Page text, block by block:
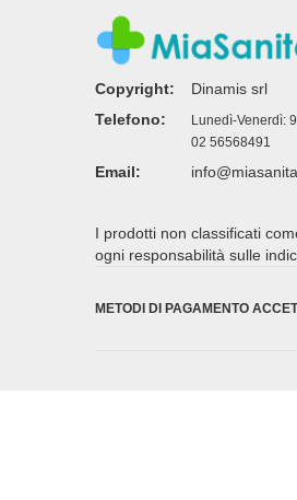
Copyright:
Dinamis srl
Telefono:
Lunedì-Venerdì:
02 56568491
Email:
I prodotti non classificati
ogni responsabilità sulle
METODI DI PAGAMENTO